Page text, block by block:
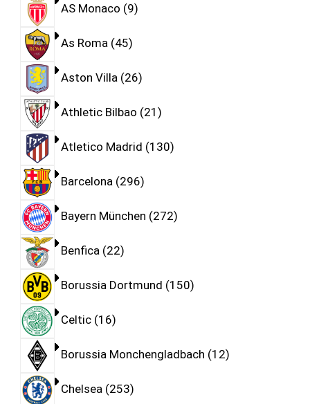
AS Monaco 9
As Roma 45
Aston Villa 26
Athletic Bilbao 21
Atletico Madrid 130
Barcelona 296
Bayern München 272
Benfica 22
Borussia Dortmund 150
Celtic 16
Borussia Monchengladbach 12
Chelsea 253